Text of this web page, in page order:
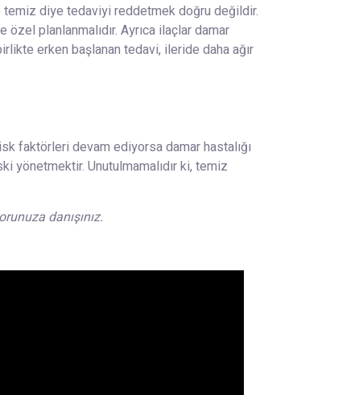
temiz diye tedaviyi reddetmek doğru değildir.
planlanmalıdır. Ayrıca ilaçlar damar
erken başlanan tedavi, ileride daha ağır
faktörleri devam ediyorsa damar hastalığı
Unutulmamalıdır ki, temiz
danışınız.